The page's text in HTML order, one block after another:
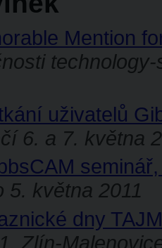
Mention
uživatelů
6. a 7. května
5. května 2011
dny
Zlín-